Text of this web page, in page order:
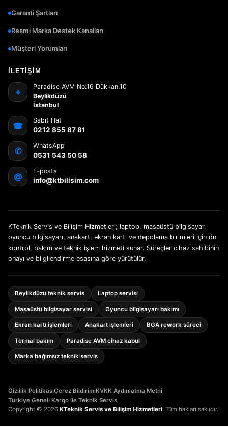
Garanti Şartları
Resmi Marka Destek Kanalları
Müşteri Yorumları
İLETIŞIM
⌖
Paradise AVM No:16 Dükkan:10
Beylikdüzü
İstanbul
☎
Sabit Hat
0212 855 87 81
✆
WhatsApp
0531 543 50 58
@
E-posta
info@ktbilisim.com
KTeknik Servis ve Bilişim Hizmetleri; laptop, masaüstü bilgisayar,
oyuncu bilgisayarı, anakart, ekran kartı ve depolama birimleri için ön
kontrol, bakım ve teknik işlem hizmeti sunar. Süreçler cihaz sahibinin
onayı ve bilgilendirme esasına göre yürütülür.
Beylikdüzü teknik servis Laptop servisi
Masaüstü bilgisayar servisi Oyuncu bilgisayarı bakımı
Ekran kartı işlemleri Anakart işlemleri BGA rework süreci
Termal bakım Paradise AVM cihaz kabul
Marka bağımsız teknik servis
Copyright © 2026 KTeknik Servis ve Bilişim Hizmetleri. Tüm hakları saklıdır.
Gizlilik PolitikasıÇerez BildirimiKVKK Aydınlatma Metni
Türkiye Geneli Kargo ile Teknik Servis